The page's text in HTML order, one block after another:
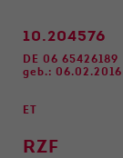
10.204576
DE 06 65426189
geb.: 06.02.2016
ET
RZF
Inhalte, um